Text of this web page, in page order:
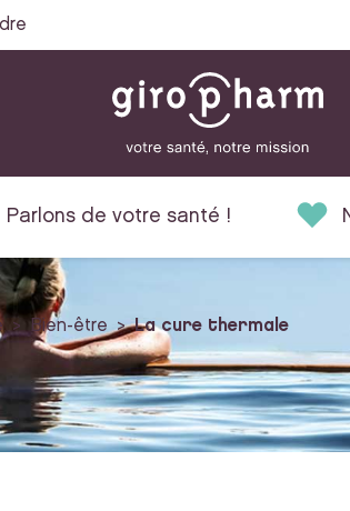
Parlons de votre santé !
Bien-être La cure thermale